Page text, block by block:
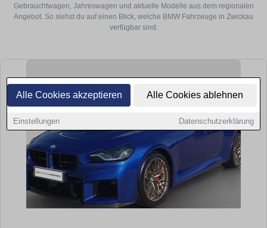
Alle Cookies akzeptieren Alle Cookies ablehnen
Einstellungen Datenschutzerklärung
Gebrauchtwagen, Jahreswagen und aktuelle Modelle aus dem regionalen
Angebot. So siehst du auf einen Blick, welche BMW Fahrzeuge in Zwickau
verfügbar sind.